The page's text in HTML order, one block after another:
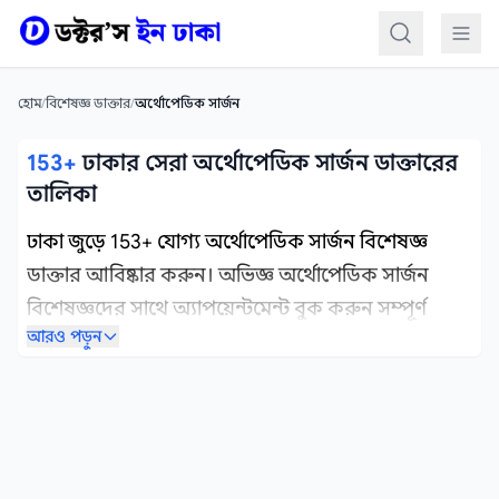
হোম/বিশেষজ্ঞ ডাক্তার/অর্থোপেডিক সার্জন
153+ঢাকার সেরা অর্থোপেডিক সার্জন ডাক্তারের
তালিকা
ঢাকা জুড়ে 153+ যোগ্য অর্থোপেডিক সার্জন বিশেষজ্ঞ
ডাক্তার আবিষ্কার করুন। অভিজ্ঞ অর্থোপেডিক সার্জন
বিশেষজ্ঞদের সাথে অ্যাপয়েন্টমেন্ট বুক করুন সম্পূর্ণ
চিকিৎসা সেবার জন্য। এখানে ঢাকার অর্থোপেডিক সার্জন
আরও পড়ুন